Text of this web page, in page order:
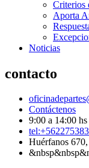
Criterios
Aporta
Noticias
contacto
Contáctenos
9:00 a 14:00 hs
Huérfanos